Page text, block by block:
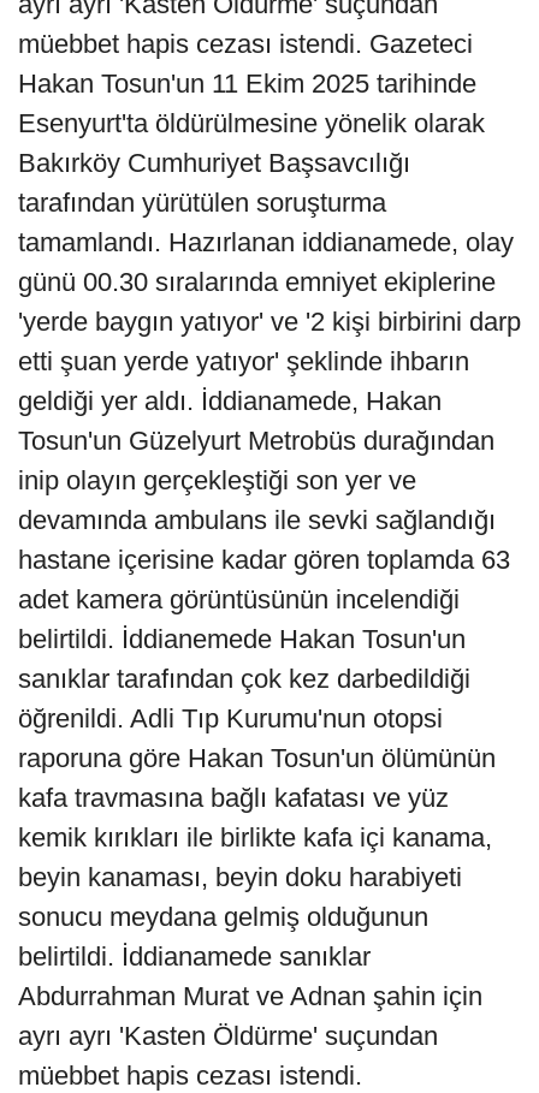
müebbet hapis cezası istendi. Gazeteci
Hakan Tosun'un 11 Ekim 2025 tarihinde
Esenyurt'ta öldürülmesine yönelik olarak
Bakırköy Cumhuriyet Başsavcılığı
tarafından yürütülen soruşturma
tamamlandı. Hazırlanan iddianamede, olay
günü 00.30 sıralarında emniyet ekiplerine
'yerde baygın yatıyor' ve '2 kişi birbirini darp
etti şuan yerde yatıyor' şeklinde ihbarın
geldiği yer aldı. İddianamede, Hakan
Tosun'un Güzelyurt Metrobüs durağından
inip olayın gerçekleştiği son yer ve
devamında ambulans ile sevki sağlandığı
hastane içerisine kadar gören toplamda 63
adet kamera görüntüsünün incelendiği
belirtildi. İddianemede Hakan Tosun'un
sanıklar tarafından çok kez darbedildiği
öğrenildi. Adli Tıp Kurumu'nun otopsi
raporuna göre Hakan Tosun'un ölümünün
kafa travmasına bağlı kafatası ve yüz
kemik kırıkları ile birlikte kafa içi kanama,
beyin kanaması, beyin doku harabiyeti
sonucu meydana gelmiş olduğunun
belirtildi. İddianamede sanıklar
Abdurrahman Murat ve Adnan şahin için
ayrı ayrı 'Kasten Öldürme' suçundan
müebbet hapis cezası istendi.